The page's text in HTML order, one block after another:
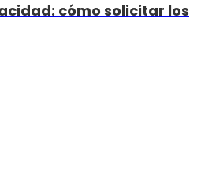
cómo solicitar los